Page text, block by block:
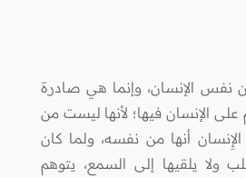
الإنسان، وإنما هي صادرة
الإنسان فيها؛ لأنها ليست من
أنها من نفسه، ولما كان
ولا يلقيها إلى السمع، يتوهم